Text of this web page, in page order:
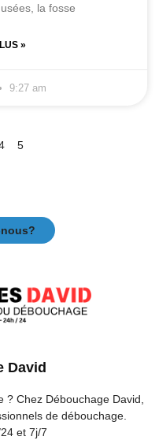
la fosse
»
9:27 am
5
David
Chez Débouchage David,
de débouchage.
et 7j/7